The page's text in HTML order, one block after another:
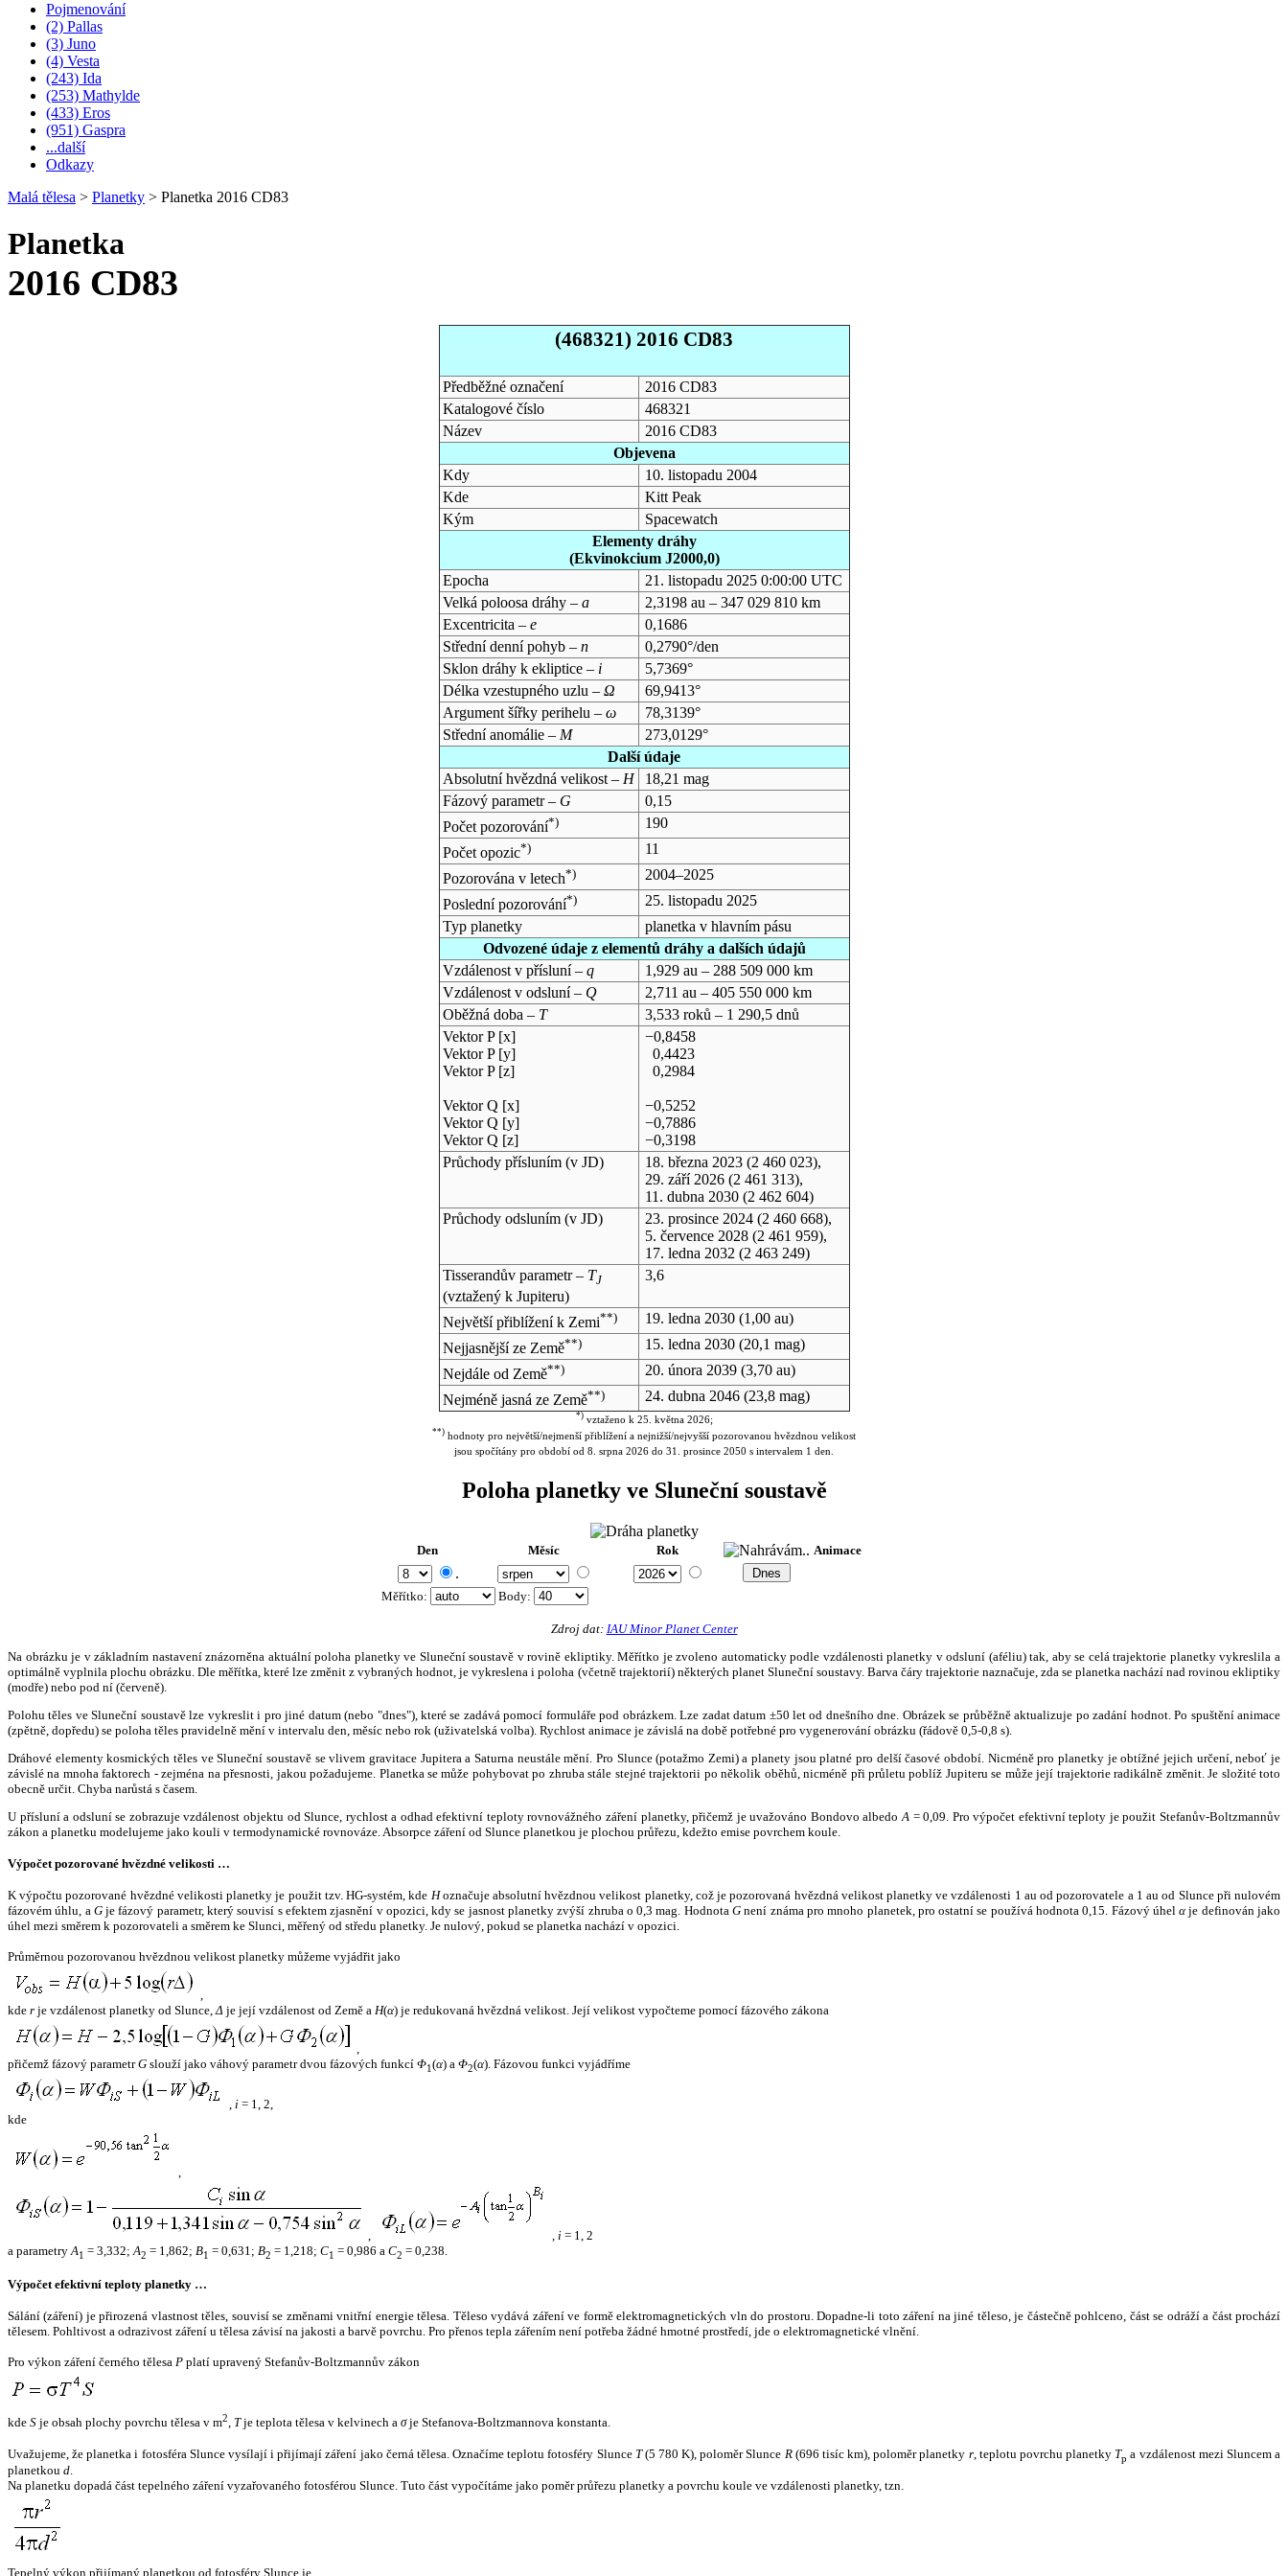
Pojmenování
(2) Pallas
(3) Juno
(4) Vesta
(243) Ida
(253) Mathylde
(433) Eros
(951) Gaspra
...další
Odkazy
Malá tělesa > Planetky > Planetka 2016 CD83
Planetka
2016 CD83
(468321) 2016 CD83
Předběžné označení
2016 CD83
Katalogové číslo
468321
Název
2016 CD83
Objevena
Kdy
10. listopadu 2004
Kde
Kitt Peak
Kým
Spacewatch
Elementy dráhy
(Ekvinokcium J2000,0)
Epocha
21. listopadu 2025 0:00:00 UTC
Velká poloosa dráhy – a
2,3198 au – 347 029 810 km
Excentricita – e
0,1686
Střední denní pohyb – n
0,2790°/den
Sklon dráhy k ekliptice – i
5,7369°
Délka vzestupného uzlu – Ω
69,9413°
Argument šířky perihelu – ω
78,3139°
Střední anomálie – M
273,0129°
Další údaje
Absolutní hvězdná velikost – H
18,21 mag
Fázový parametr – G
0,15
Počet pozorování*)
190
Počet opozic*)
11
Pozorována v letech*)
2004–2025
Poslední pozorování*)
25. listopadu 2025
Typ planetky
planetka v hlavním pásu
Odvozené údaje z elementů dráhy a dalších údajů
Vzdálenost v přísluní – q
1,929 au – 288 509 000 km
Vzdálenost v odsluní – Q
2,711 au – 405 550 000 km
Oběžná doba – T
3,533 roků – 1 290,5 dnů
Vektor P [x]
Vektor P [y]
Vektor P [z]
Vektor Q [x]
Vektor Q [y]
Vektor Q [z]
−0,8458
0,4423
0,2984
−0,5252
−0,7886
−0,3198
Průchody přísluním (v JD) 18. března 2023(2 460 023),
29. září 2026(2 461 313),
11. dubna 2030(2 462 604)
Průchody odsluním (v JD) 23. prosince 2024(2 460 668),
5. července 2028(2 461 959),
17. ledna 2032 (2 463 249)
Tisserandův parametr – TJ
(vztažený k Jupiteru)
3,6
Největší přiblížení k Zemi**) 19. ledna 2030(1,00 au)
Nejjasnější ze Země**) 15. ledna 2030(20,1 mag)
Nejdále od Země**) 20. února 2039(3,70 au)
Nejméně jasná ze Země**) 24. dubna 2046(23,8 mag)
*)vztaženo k 25. května 2026;
**) hodnoty pro největší/nejmenší přiblížení a nejnižší/nejvyšší pozorovanou hvězdnou velikost
jsou spočítány pro období od 8. srpna 2026 do 31. prosince 2050 s intervalem 1 den.
Poloha planetky ve Sluneční soustavě
Den Měsíc Rok Animace
.
Měřítko: Body:
Zdroj dat: IAU Minor Planet Center
Na obrázku je v základním nastavení znázorněna aktuální poloha planetky ve Sluneční soustavě v rovině ekliptiky. Měřítko je zvoleno automaticky podle vzdálenosti planetky v odsluní (aféliu) tak, aby se celá trajektorie planetky vykreslila a
optimálně vyplnila plochu obrázku. Dle měřítka, které lze změnit z vybraných hodnot, je vykreslena i poloha (včetně trajektorií) některých planet Sluneční soustavy. Barva čáry trajektorie naznačuje, zda se planetka nachází nad rovinou ekliptiky
(modře) nebo pod ní (červeně).
Polohu těles ve Sluneční soustavě lze vykreslit i pro jiné datum (nebo "dnes"), které se zadává pomocí formuláře pod obrázkem. Lze zadat datum ±50 let od dnešního dne. Obrázek se průběžně aktualizuje po zadání hodnot. Po spuštění animace
(zpětně, dopředu) se poloha těles pravidelně mění v intervalu den, měsíc nebo rok (uživatelská volba). Rychlost animace je závislá na době potřebné pro vygenerování obrázku (řádově 0,5-0,8 s).
Dráhové elementy kosmických těles ve Sluneční soustavě se vlivem gravitace Jupitera a Saturna neustále mění. Pro Slunce (potažmo Zemi) a planety jsou platné pro delší časové období. Nicméně pro planetky je obtížné jejich určení, neboť je
závislé na mnoha faktorech - zejména na přesnosti, jakou požadujeme. Planetka se může pohybovat po zhruba stále stejné trajektorii po několik oběhů, nicméně při průletu poblíž Jupiteru se může její trajektorie radikálně změnit. Je složité toto
obecně určit. Chyba narůstá s časem.
U přísluní a odsluní se zobrazuje vzdálenost objektu od Slunce, rychlost a odhad efektivní teploty rovnovážného záření planetky, přičemž je uvažováno Bondovo albedo A = 0,09. Pro výpočet efektivní teploty je použit Stefanův-Boltzmannův
zákon a planetku modelujeme jako kouli v termodynamické rovnováze. Absorpce záření od Slunce planetkou je plochou průřezu, kdežto emise povrchem koule.
Výpočet pozorované hvězdné velikosti …
K výpočtu pozorované hvězdné velikosti planetky je použit tzv. HG-systém, kde Hoznačuje absolutní hvězdnou velikost planetky, což je pozorovaná hvězdná velikost planetky ve vzdálenosti 1 au od pozorovatele a 1 au od Slunce při nulovém
fázovém úhlu, a Gje fázový parametr, který souvisí s efektem zjasnění v opozici, kdy se jasnost planetky zvýší zhruba o 0,3 mag. HodnotaG není známa pro mnoho planetek, pro ostatní se používá hodnota 0,15. Fázový úhelα je definován jako
úhel mezi směrem k pozorovateli a směrem ke Slunci, měřený od středu planetky. Je nulový, pokud se planetka nachází v opozici.
Průměrnou pozorovanou hvězdnou velikost planetky můžeme vyjádřit jako
,
kde r je vzdálenost planetky od Slunce,Δ je její vzdálenost od Země a H(α) je redukovaná hvězdná velikost. Její velikost vypočteme pomocí fázového zákona
,
přičemž fázový parametrG slouží jako váhový parametr dvou fázových funkcí Φ1(α) a Φ2(α). Fázovou funkci vyjádříme
, i = 1, 2,
kde
,
, , i = 1, 2
a parametryA1 = 3,332;A2 = 1,862; B1 = 0,631; B2 = 1,218; C1 = 0,986 a C2 = 0,238.
Výpočet efektivní teploty planetky …
Sálání (záření) je přirozená vlastnost těles, souvisí se změnami vnitřní energie tělesa. Těleso vydává záření ve formě elektromagnetických vln do prostoru. Dopadne-li toto záření na jiné těleso, je částečně pohlceno, část se odráží a část prochází
tělesem. Pohltivost a odrazivost záření u tělesa závisí na jakosti a barvě povrchu. Pro přenos tepla zářením není potřeba žádné hmotné prostředí, jde o elektromagnetické vlnění.
Pro výkon záření černého tělesa P platí upravený Stefanův-Boltzmannův zákon
kde S je obsah plochy povrchu tělesa v m2, Tje teplota tělesa v kelvinech a σje Stefanova-Boltzmannova konstanta.
Uvažujeme, že planetka i fotosféra Slunce vysílají i přijímají záření jako černá tělesa. Označíme teplotu fotosféry Slunce T(5 780 K), poloměr Slunce R(696 tisíc km), poloměr planetky r, teplotu povrchu planetky Tp a vzdálenost mezi Sluncem a
planetkou d.
Na planetku dopadá část tepelného záření vyzařovaného fotosférou Slunce. Tuto část vypočítáme jako poměr průřezu planetky a povrchu koule ve vzdálenosti planetky, tzn.
Tepelný výkon přijímaný planetkou od fotosféry Slunce je